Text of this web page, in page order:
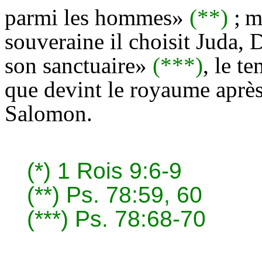
parmi les hommes» (**) ;
souveraine il choisit Juda,
son sanctuaire» (***), le
que devint le royaume
Salomon.
(*) 1 Rois 9:6-9
(**) Ps. 78:59, 60
(***) Ps. 78:68-70